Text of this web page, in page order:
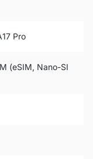
Pro
(eSIM, Nano-SI